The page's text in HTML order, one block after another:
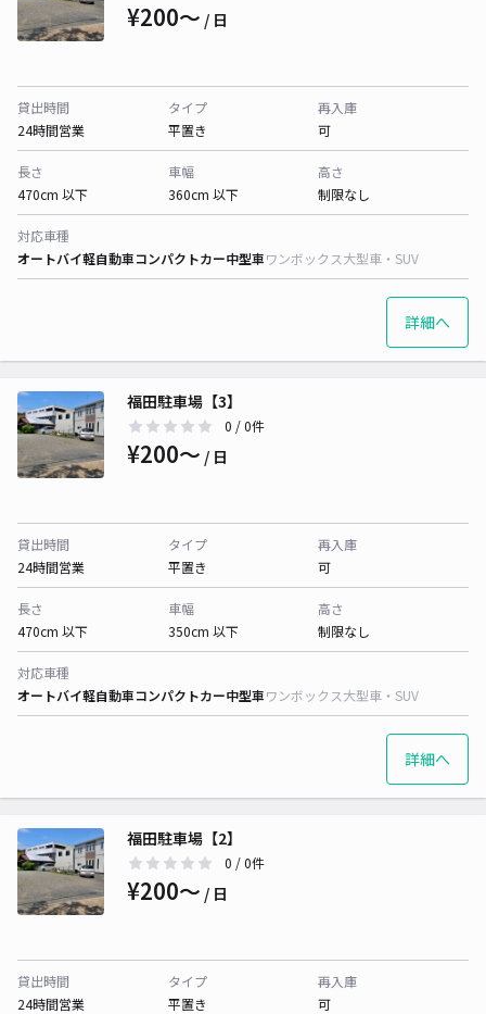
¥200〜 / 日
貸出時間
24時間営業
タイプ
平置き
再入庫
可
長さ
470cm 以下
車幅
360cm 以下
高さ
制限なし
対応車種
オートバイ軽自動車コンパクトカー中型車ワンボックス大型車・SUV
詳細へ
福田駐車場【3】
0 / 0件
¥200〜 / 日
貸出時間
24時間営業
タイプ
平置き
再入庫
可
長さ
470cm 以下
車幅
350cm 以下
高さ
制限なし
対応車種
オートバイ軽自動車コンパクトカー中型車ワンボックス大型車・SUV
詳細へ
福田駐車場【2】
0 / 0件
¥200〜 / 日
貸出時間
24時間営業
タイプ
平置き
再入庫
可